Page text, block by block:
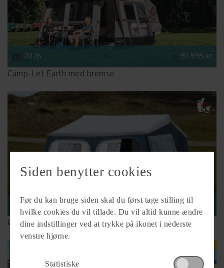
2026 97.995 kr.
Camp-Let Earth med bremse
2026 76.995 kr.
Øvrige Camp-Let North
Siden benytter cookies
Før du kan bruge siden skal du først tage stilling til
hvilke cookies du vil tillade. Du vil altid kunne ændre
dine indstillinger ved at trykke på ikonet i nederste
venstre hjørne.
Statistiske